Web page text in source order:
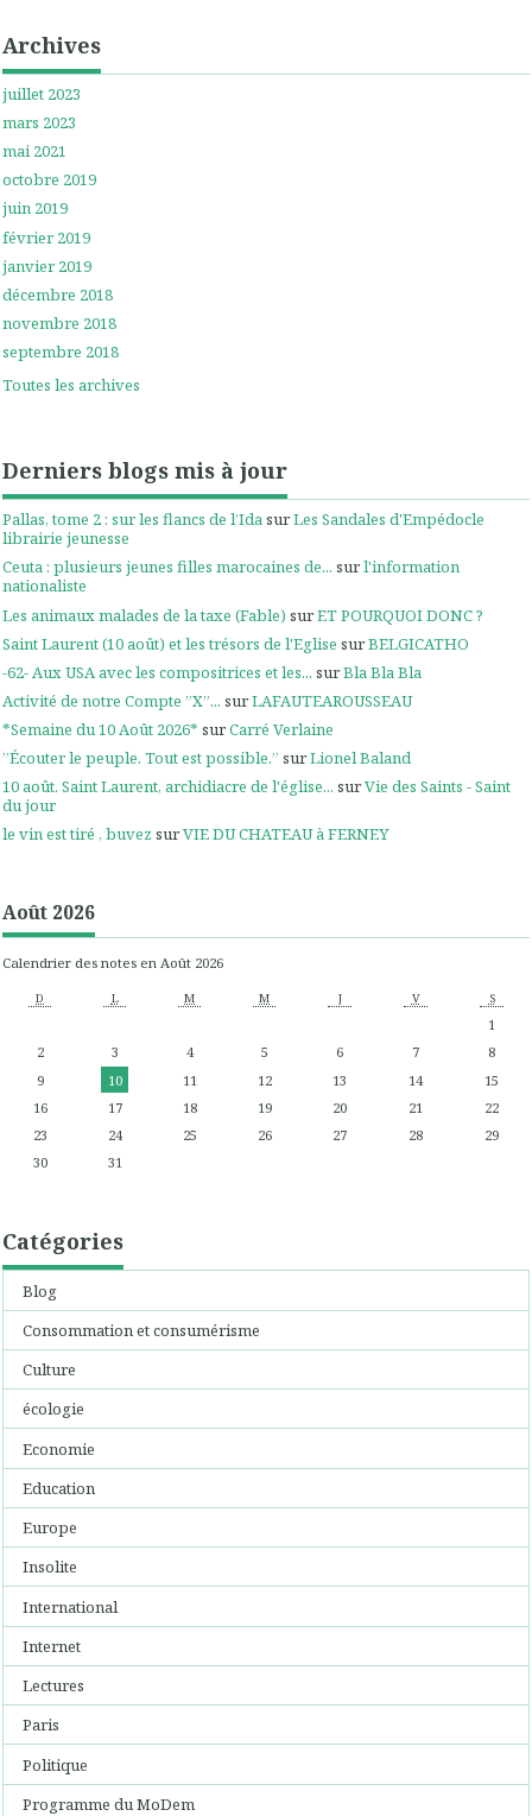
Archives
juillet 2023
mars 2023
mai 2021
octobre 2019
juin 2019
février 2019
janvier 2019
décembre 2018
novembre 2018
septembre 2018
Toutes les archives
Derniers blogs mis à jour
Pallas, tome 2 : sur les flancs de l’IdasurLes Sandales d'Empédocle
librairie jeunesse
Ceuta : plusieurs jeunes filles marocaines de... surl'information
nationaliste
Les animaux malades de la taxe (Fable) surET POURQUOI DONC ?
Saint Laurent (10 août) et les trésors de l'Eglise surBELGICATHO
-62- Aux USA avec les compositrices et les... surBla Bla Bla
Activité de notre Compte ”X”... surLAFAUTEAROUSSEAU
*Semaine du 10 Août 2026* surCarré Verlaine
”Écouter le peuple. Tout est possible.” surLionel Baland
10 août. Saint Laurent, archidiacre de l'église... surVie des Saints - Saint
du jour
le vin est tiré , buvez surVIE DU CHATEAU à FERNEY
Août 2026
Calendrier des notes en Août 2026
D L M M J V S
1
2
3 4 5 6 7
8
9
10 11 12 13 14
15
16
17 18 19 20 21
22
23
24 25 26 27 28
29
30
31
Catégories
Blog
Consommation et consumérisme
Culture
écologie
Economie
Education
Europe
Insolite
International
Internet
Lectures
Paris
Politique
Programme du MoDem